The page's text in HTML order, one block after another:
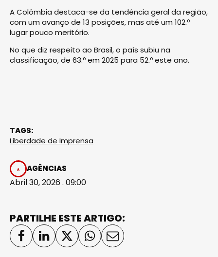
A Colômbia destaca-se da tendência geral da região,
com um avanço de 13 posições, mas até um 102.º
lugar pouco meritório.
No que diz respeito ao Brasil, o país subiu na
classificação, de 63.º em 2025 para 52.º este ano.
TAGS:
Liberdade de Imprensa
AGÊNCIAS
Abril 30, 2026 . 09:00
PARTILHE ESTE ARTIGO: